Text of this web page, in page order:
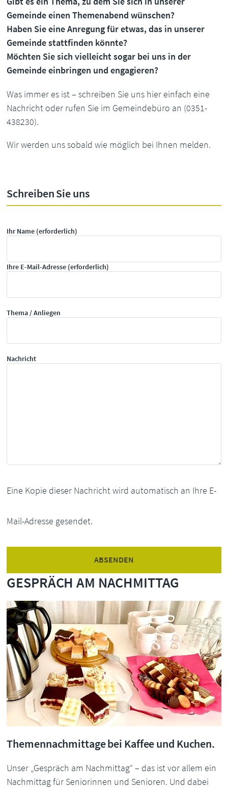
Gemeinde einen Themenabend wünschen?
Haben Sie eine Anregung für etwas, das in unserer
Gemeinde stattfinden könnte?
Möchten Sie sich vielleicht sogar bei uns in der
Gemeinde einbringen und engagieren?
Was immer es ist – schreiben Sie uns hier einfach eine
Nachricht oder rufen Sie im Gemeindebüro an (0351-
438230).
Wir werden uns sobald wie möglich bei Ihnen melden.
Schreiben Sie uns
Ihr Name (erforderlich)
Ihre E-Mail-Adresse (erforderlich)
Thema / Anliegen
Nachricht
Eine Kopie dieser Nachricht wird automatisch an Ihre E-
Mail-Adresse gesendet.
GESPRÄCH AM NACHMITTAG
Themennachmittage bei Kaffee und Kuchen.
Unser „Gespräch am Nachmittag“ – das ist vor allem ein
Nachmittag für Seniorinnen und Senioren. Und dabei